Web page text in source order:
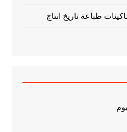
طباعة تاريخ انتاج